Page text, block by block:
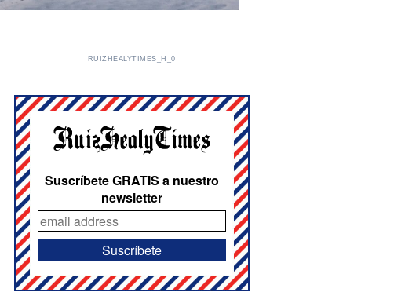
RUIZHEALYTIMES_H_0
Suscríbete GRATIS a nuestro
newsletter